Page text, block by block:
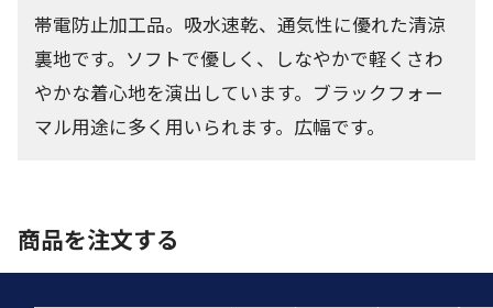
帯電防止加工品。吸水速乾、通気性に優れた清涼
裏地です。ソフトで優しく、しなやかで軽くさわ
やかな着心地を演出しています。ブラックフォー
マル用途に多く用いられます。広幅です。
商品を注文する